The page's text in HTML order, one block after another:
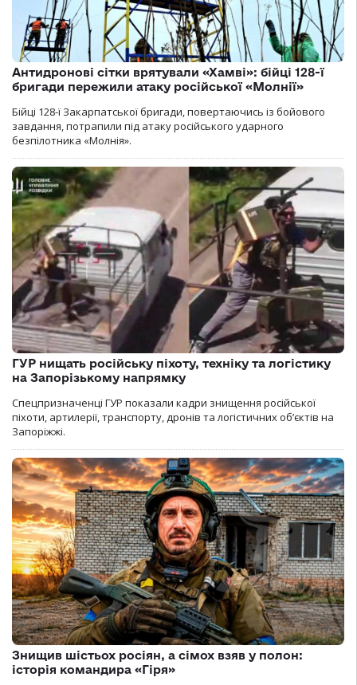
Антидронові сітки врятували «Хамві»: бійці 128-ї
бригади пережили атаку російської «Молнії»
Бійці 128-ї Закарпатської бригади, повертаючись із бойового
завдання, потрапили під атаку російського ударного
безпілотника «Молнія».
ГУР нищать російську піхоту, техніку та логістику
на Запорізькому напрямку
Спецпризначенці ГУР показали кадри знищення російської
піхоти, артилерії, транспорту, дронів та логістичних об’єктів на
Запоріжжі.
Знищив шістьох росіян, а сімох взяв у полон:
історія командира «Гіря»